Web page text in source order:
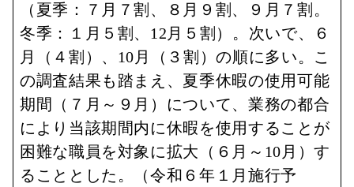
（夏季：７月７割、８月９割、９月７割。
冬季：１月５割、12月５割）。次いで、６
月（４割）、10月（３割）の順に多い。こ
の調査結果も踏まえ、夏季休暇の使用可能
期間（７月～９月）について、業務の都合
により当該期間内に休暇を使用することが
困難な職員を対象に拡大（６月～10月）す
ることとした。（令和６年１月施行予